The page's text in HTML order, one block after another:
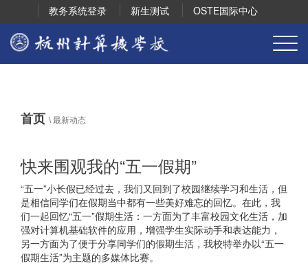
教务系统登录 新生测试 OSTE国际中心
首页 \最新动态
快来围观我的“五一假期”
“五一”小长假已经过去，我们又回到了校园继续学习和生活，但
是相信同学们在假期当中都有一些美好难忘的回忆。在此，我
们一起回忆“五一”假期生活：一方面为了丰富校园文化生活，加
强对计算机基础软件的应用，增强学生实际动手和表达能力，
另一方面为了便于分享同学们的假期生活，我校特举办以“五一
假期生活”为主题的多媒体比赛。